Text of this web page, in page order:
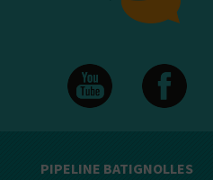
PIPELINE BATIGNOLLES